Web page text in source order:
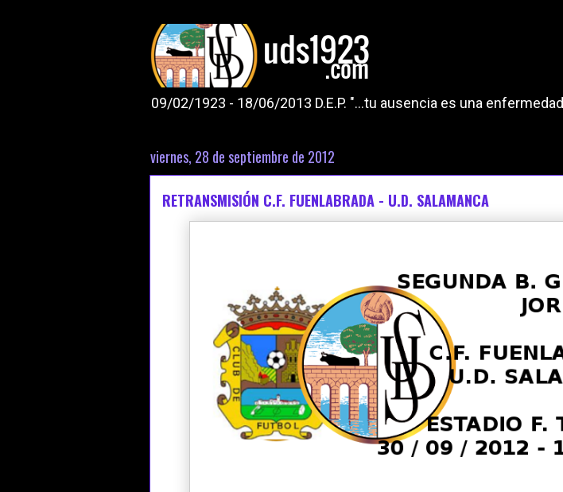
09/02/1923 - 18/06/2013 D.E.P. "...tu ausencia es una
viernes, 28 de septiembre de 2012
RETRANSMISIÓN C.F. FUENLABRADA - U.D. SALAMANCA